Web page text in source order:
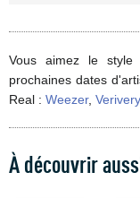
Vous aimez le
prochaines dates
Real : Weezer, Verivery
À découvrir